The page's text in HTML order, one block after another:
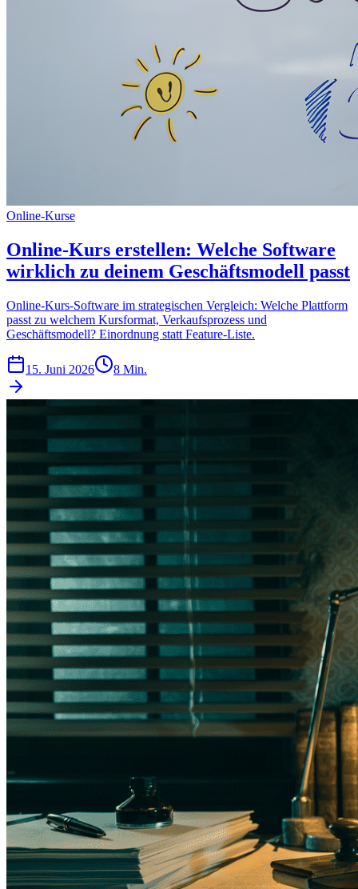
Online-Kurse
Online-Kurs erstellen: Welche Software
wirklich zu deinem Geschäftsmodell passt
Online-Kurs-Software im strategischen Vergleich: Welche Plattform
passt zu welchem Kursformat, Verkaufsprozess und
Geschäftsmodell? Einordnung statt Feature-Liste.
15. Juni 2026 8 Min.